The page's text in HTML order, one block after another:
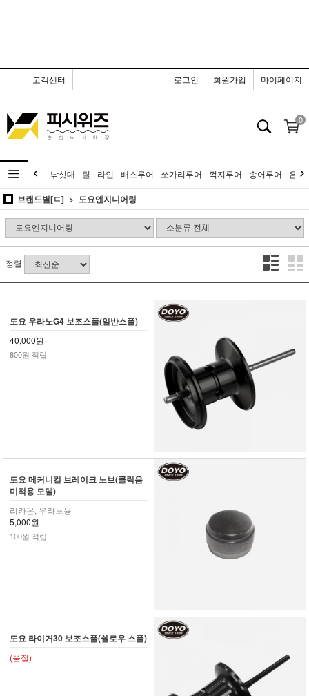
고객센터 로그인 회원가입 마이페이지
0
낚싯대 릴 라인 배스루어 쏘가리루어 꺽지루어 송어루어 은어
브랜드별[ㄷ] 도요엔지니어링
정렬
도요 우라노G4 보조스풀(일반스풀)
40,000원
800원 적립
도요 메커니컬 브레이크 노브(클릭음
미적용 모델)
리카온, 우라노용
5,000원
100원 적립
도요 라이거30 보조스풀(쉘로우 스풀)
(품절)